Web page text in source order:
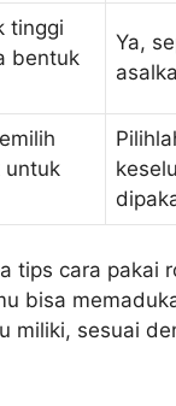
tinggi
bentuk
Ya,
untuk
tips cara pakai
bisa
miliki, sesuai